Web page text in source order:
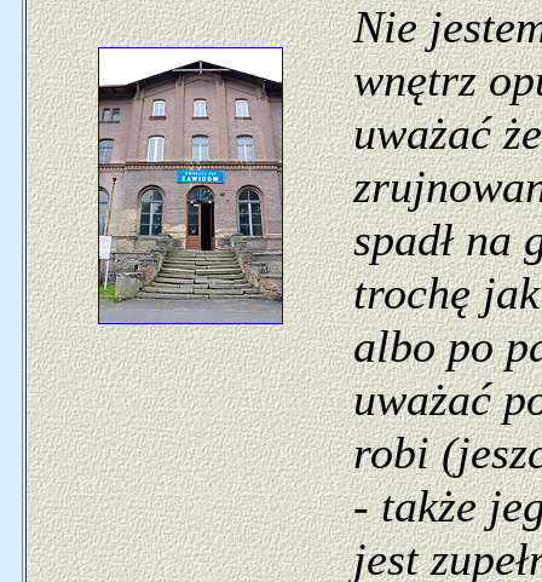
Nie
wnętrz
uważać
spadł na
trochę
albo po
uważać
robi
- także
jest